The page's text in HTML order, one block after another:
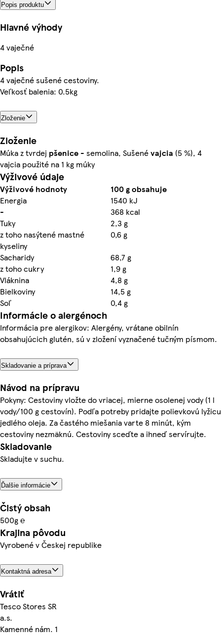
Popis produktu
Hlavné výhody
4 vaječné
Popis
4 vaječné sušené cestoviny.
Veľkosť balenia: 0.5kg
Zloženie
Zloženie
Múka z tvrdej pšenice - semolina, Sušenévajcia (5 %), 4
vajcia použité na 1 kg múky
Výživové údaje
Výživové hodnoty
100 g obsahuje
Energia
1540 kJ
-
368 kcal
Tuky
2,3 g
z toho nasýtené mastné
kyseliny
0,6 g
Sacharidy
68,7 g
z toho cukry
1,9 g
Vláknina
4,8 g
Bielkoviny
14,5 g
Soľ
0,4 g
Informácie o alergénoch
Informácia pre alergikov: Alergény, vrátane obilnín
obsahujúcich glutén, sú v zložení vyznačené tučným písmom.
Skladovanie a príprava
Návod na prípravu
Pokyny: Cestoviny vložte do vriacej, mierne osolenej vody (1 l
vody/100 g cestovín). Podľa potreby pridajte polievkovú lyžicu
jedlého oleja. Za častého miešania varte 8 minút, kým
cestoviny nezmäknú. Cestoviny sceďte a ihneď servírujte.
Skladovanie
Skladujte v suchu.
Ďalšie informácie
Čistý obsah
500g ℮
Krajina pôvodu
Vyrobené v Českej republike
Kontaktná adresa
Vrátiť
Tesco Stores SR
a.s.
Kamenné nám. 1